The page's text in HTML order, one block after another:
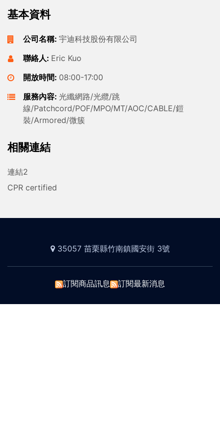
基本資料
公司名稱: 宇迪科技股份有限公司
聯絡人: Eric Kuo
開放時間: 08:00-17:00
服務內容: 光纖網路/光纜/跳
線/Patchcord/POF/MPO/MT/AOC/CABLE/鎧
裝/Armored/微簇
相關連結
連結2
CPR certified
35057 苗栗縣竹南鎮國安街 3號
訂閱商品訊息 訂閱最新消息